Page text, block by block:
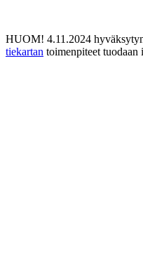
HUOM! 4.11.2024
tiekartan toimenpiteet tuodaan